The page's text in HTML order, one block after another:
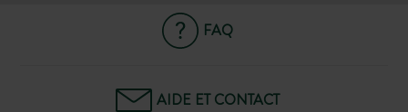
FAQ
AIDE ET CONTACT